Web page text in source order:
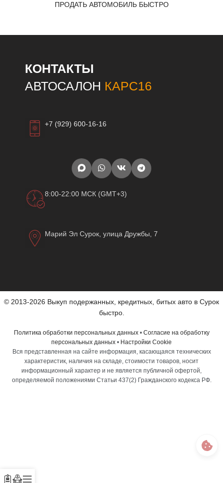
ПРОДАТЬ АВТОМОБИЛЬ БЫСТРО
КОНТАКТЫ
АВТОСАЛОН КАРС16
+7 (929) 600-16-16
8:00-22:00 МСК (GMT+3)
Марий Эл Сурок, улица Дружбы, 7
© 2013-2026 Выкуп подержанных, кредитных, битых авто в Сурок
быстро.
Политика обработки персональных данных• Согласие на обработку
персональных данных • Настройки Cookie
Вся представленная на сайте информация, касающаяся технических
характеристик, наличия на складе, стоимости товаров, носит
информационный характер и не является публичной офертой,
определяемой положениями Статьи 437(2) Гражданского кодекса РФ.